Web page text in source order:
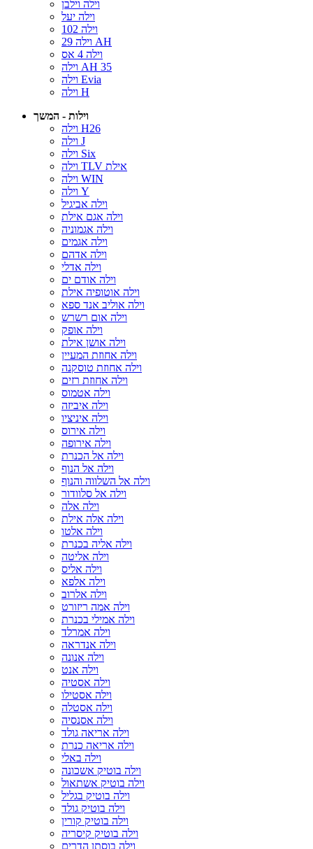
וילה וילבן
וילה יעל
וילה 102
וילה 29 AH
וילה 4 אס
וילה AH 35
וילה Evia
וילה H
וילות - המשך
וילה H26
וילה J
וילה Six
וילה TLV אילת
וילה WIN
וילה Y
וילה אביגיל
וילה אגם אילת
וילה אגמוניה
וילה אגמים
וילה אדהם
וילה אדלי
וילה אודם ים
וילה אוטופיה אילת
וילה אוליב אנד ספא
וילה אום רשרש
וילה אופק
וילה אושן אילת
וילה אחוזת המעיין
וילה אחוזת טוסקנה
וילה אחוזת רזים
וילה אטמוס
וילה איביזה
וילה איניציו
וילה אירוס
וילה אירופה
וילה אל הכנרת
וילה אל הנוף
וילה אל השלווה והנוף
וילה אל סלוודור
וילה אלה
וילה אלה אילת
וילה אלטו
וילה אליה בכנרת
וילה אליטה
וילה אליס
וילה אלפא
וילה אלרוב
וילה אמה ריזורט
וילה אמילי בכנרת
וילה אמרלד
וילה אנדראה
וילה אנונה
וילה אנט
וילה אסטיה
וילה אסטילו
וילה אסטלה
וילה אסנסיה
וילה אריאה גולד
וילה אריאה כנרת
וילה באלי
וילה בוטיק אשכונה
וילה בוטיק אשתאול
וילה בוטיק בגליל
וילה בוטיק גולד
וילה בוטיק קורין
וילה בוטיק קיסריה
וילה בוסתן הדרים